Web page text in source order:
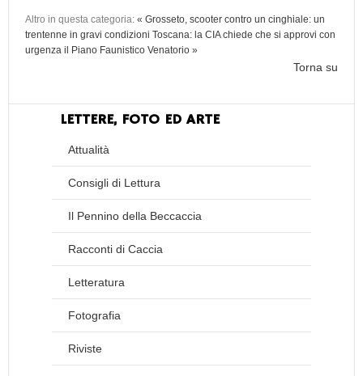
Altro in questa categoria: « Grosseto, scooter contro un cinghiale: un
trentenne in gravi condizioni Toscana: la CIA chiede che si approvi con
urgenza il Piano Faunistico Venatorio »
Torna su
LETTERE, FOTO ED ARTE
Attualità
Consigli di Lettura
Il Pennino della Beccaccia
Racconti di Caccia
Letteratura
Fotografia
Riviste